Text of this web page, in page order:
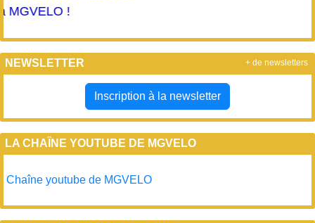
!
NEWSLETTER
Inscription à la newsletter
+ de newsletters
LA CHAÎNE YOUTUBE DE MGVELO
Chaîne youtube de MGVELO